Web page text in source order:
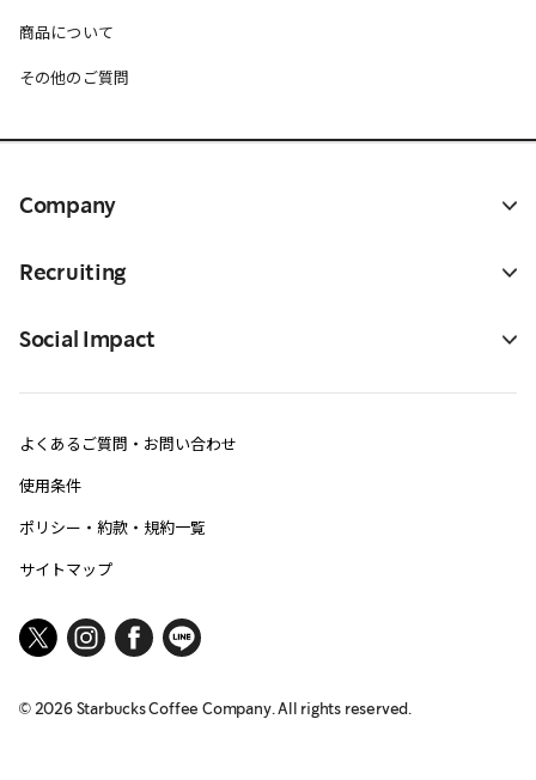
商品について
その他のご質問
Company
Recruiting
Social Impact
よくあるご質問・お問い合わせ
使用条件
ポリシー・約款・規約一覧
サイトマップ
©2026Starbucks Coffee Company. All rights reserved.